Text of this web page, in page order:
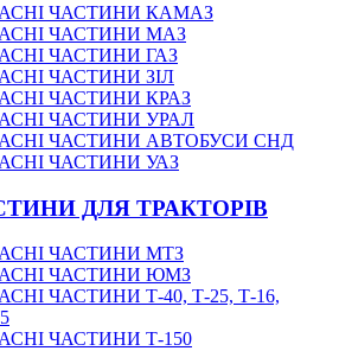
ЧАСТИНИ КАМАЗ
ЧАСТИНИ МАЗ
ЧАСТИНИ ГАЗ
ЧАСТИНИ ЗІЛ
ЧАСТИНИ КРАЗ
ЧАСТИНИ УРАЛ
ЧАСТИНИ АВТОБУСИ СНД
ЧАСТИНИ УАЗ
ДЛЯ ТРАКТОРІВ
ЧАСТИНИ МТЗ
ЧАСТИНИ ЮМЗ
ЧАСТИНИ Т-40, Т-25, Т-16,
ЧАСТИНИ Т-150